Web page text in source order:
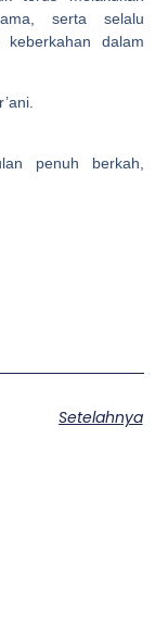
serta selalu
keberkahan dalam
penuh berkah,
Setelahnya